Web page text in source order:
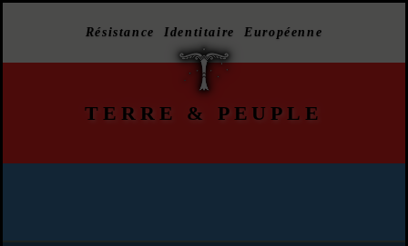
Résistance Identitaire Européenne
TERRE & PEUPLE